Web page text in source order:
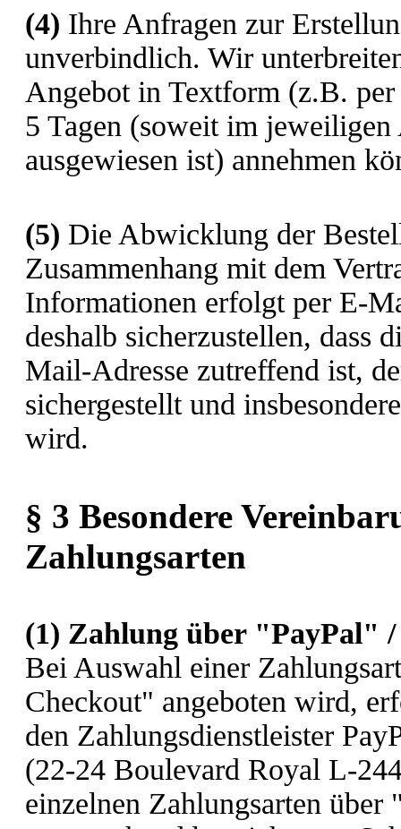
(4) Ihre Anfragen zur
unverbindlich. Wir
Angebot in Textform (z.B.
5 Tagen (soweit im
ausgewiesen ist) annehmen
(5) Die Abwicklung der
Zusammenhang mit dem
Informationen erfolgt per E-
deshalb sicherzustellen, dass
Mail-Adresse zutreffend ist,
sichergestellt und
wird.
§ 3 Besondere
Zahlungsarten
(1) Zahlung über "PayPal"
Bei Auswahl einer
Checkout" angeboten wird,
den Zahlungsdienstleister
(22-24 Boulevard Royal L-
einzelnen Zahlungsarten